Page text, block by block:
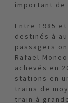
important de
Entre 1985
destinés à
passagers
Rafael
achevés en
stations en
trains de
train à